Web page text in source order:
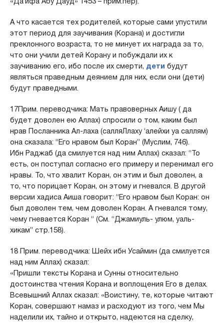
А что касается тех родителей, которые сами упустили
этот период для заучивания (Корана) и достигли
преклонного возраста, то не минует их награда за то,
что они учили детей Корану и побуждали их к
заучиванию его, ибо после их смерти, дети будут
являться праведным деянием для них, если они (дети)
будут праведными.
17Прим. переводчика: Мать правоверных Аишу ( да
будет доволен ею Аллах) спросили о том, каким был
нрав Посланника Ал-лаха (салляЛлаху ‘алейхи уа саллям)
она сказала: “Его нравом был Коран” (Муслим, 746).
Ибн Раджаб (да смилуется над ним Аллах) сказал: “То
есть, он поступал согласно его примеру и перенимал его
нравы. То, что хвалит Коран, он этим и был доволен, а
то, что порицает Коран, он этому и гневался. В другой
версии хадиса Аиша говорит: “Его нравом был Коран: он
был доволен тем, чем доволен Коран. А гневался тому,
чему гневается Коран “ (См. “Джамиуль- улюм, уаль-
хикам” стр.158).
18 Прим. переводчика: Шейх ибн Усаймин (да смилуется
над ним Аллах) сказал:
«Пришли тексты Корана и Сунны относительно
достоинства чтения Корана и воплощения Его в делах.
Всевышний Аллах сказал: «Воистину, те, которые читают
Коран, совершают намаз и расходуют из того, чем Мы
наделили их, тайно и открыто, надеются на сделку,